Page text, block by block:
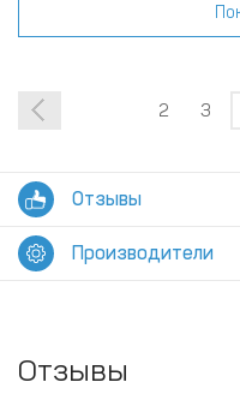
2 3
Отзывы
Производители
Отзывы